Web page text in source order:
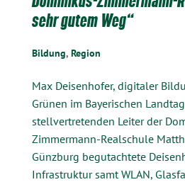
sehr gutem Weg“
Bildung, Region
Max Deisenhofer, digitaler
Grünen im Bayerischen
stellvertretenden Leiter der
Zimmermann-Realschule
Günzburg begutachtete
Infrastruktur samt WLAN,